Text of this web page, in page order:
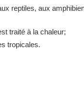
reptiles, aux
traité à la chaleur;
tropicales.